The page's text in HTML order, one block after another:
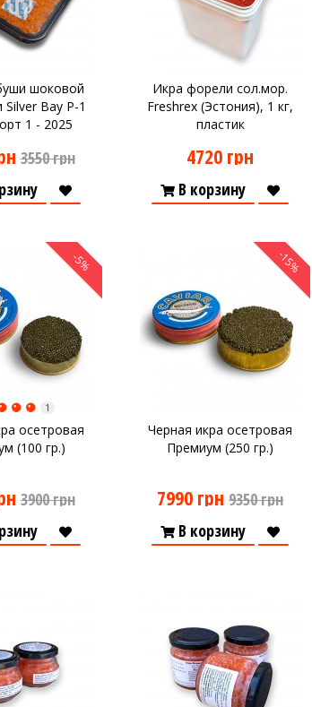
шоковой
Bay P-1
1 - 2025
3550 грн
Икра форели сол.мор.
Freshrex (Эстония), 1 кг,
пластик
4720 грн
В корзину
-5%
осетровая
(100 гр.)
1
3900 грн
-15%
Черная икра осетровая
Премиум (250 гр.)
7990 грн 9350 грн
В корзину